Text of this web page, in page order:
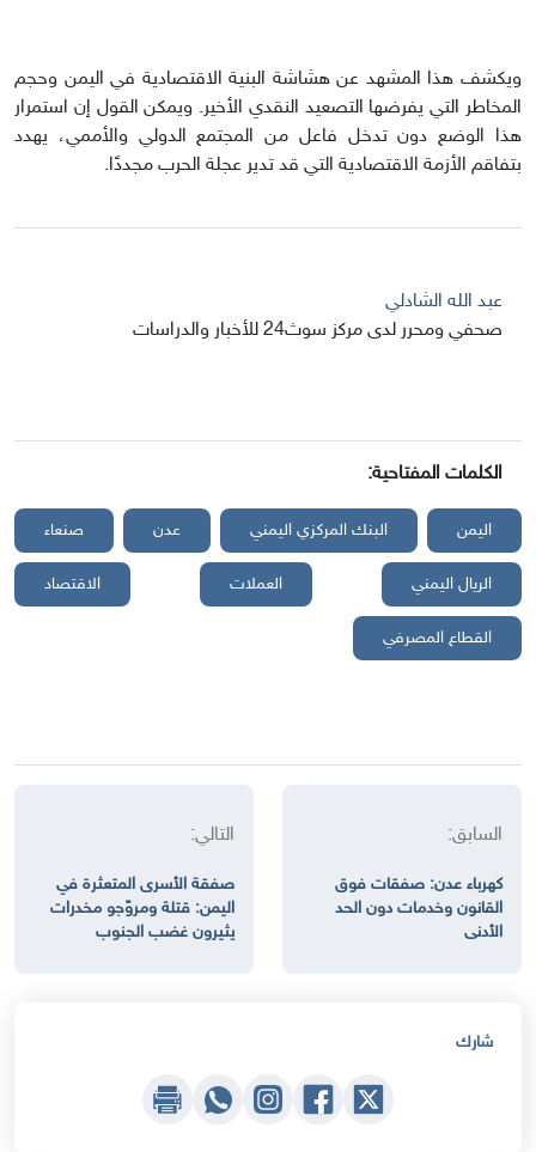
ويكشف هذا المشهد عن هشاشة البنية الاقتصادية في اليمن وحجم
المخاطر التي يفرضها التصعيد النقدي الأخير. ويمكن القول إن استمرار
هذا الوضع دون تدخل فاعل من المجتمع الدولي والأممي، يهدد
بتفاقم الأزمة الاقتصادية التي قد تدير عجلة الحرب مجددًا.
عبد الله الشادلي
صحفي ومحرر لدى مركز سوث24 للأخبار والدراسات
الكلمات المفتاحية:
اليمن البنك المركزي اليمني عدن صنعاء
الريال اليمني العملات الاقتصاد
القطاع المصرفي
السابق:
كهرباء عدن: صفقات فوق
القانون وخدمات دون الحد
الأدنى
التالي:
صفقة الأسرى المتعثرة في
اليمن: قتلة ومروّجو مخدرات
يثيرون غضب الجنوب
شارك